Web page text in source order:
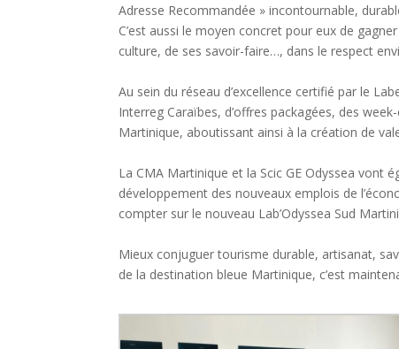
Adresse Recommandée » incontournable,
C’est aussi le moyen concret pour eux de
culture, de ses savoir-faire…, dans le respect
Au sein du réseau d’excellence certifié par le
Interreg Caraïbes, d’offres packagées, des
Martinique, aboutissant ainsi à la création de
La CMA Martinique et la Scic GE Odyssea vont
développement des nouveaux emplois de
compter sur le nouveau Lab’Odyssea Sud
Mieux conjuguer tourisme durable, artisanat,
de la destination bleue Martinique, c’est